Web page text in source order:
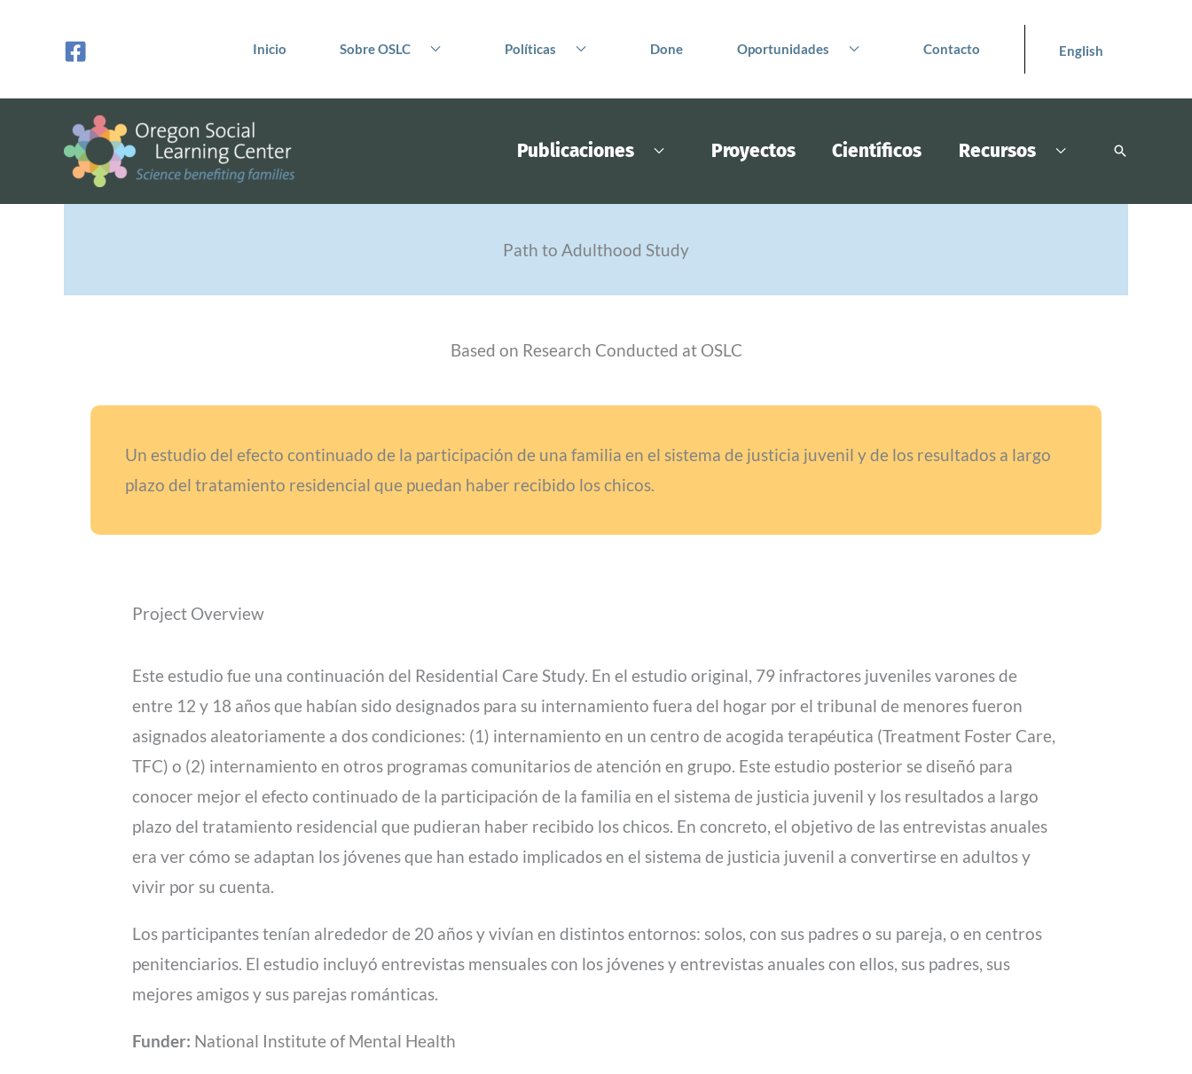
contenido
Inicio Sobre OSLC Políticas Done Oportunidades Contacto English
Publicaciones Proyectos Científicos Recursos Buscar
Path to Adulthood Study
Based on Research Conducted at OSLC
Un estudio del efecto continuado de la participación de una familia en el sistema de justicia juvenil y de los resultados a largo
plazo del tratamiento residencial que puedan haber recibido los chicos.
Project Overview
Este estudio fue una continuación del Residential Care Study. En el estudio original, 79 infractores juveniles varones de
entre 12 y 18 años que habían sido designados para su internamiento fuera del hogar por el tribunal de menores fueron
asignados aleatoriamente a dos condiciones: (1) internamiento en un centro de acogida terapéutica (Treatment Foster Care,
TFC) o (2) internamiento en otros programas comunitarios de atención en grupo. Este estudio posterior se diseñó para
conocer mejor el efecto continuado de la participación de la familia en el sistema de justicia juvenil y los resultados a largo
plazo del tratamiento residencial que pudieran haber recibido los chicos. En concreto, el objetivo de las entrevistas anuales
era ver cómo se adaptan los jóvenes que han estado implicados en el sistema de justicia juvenil a convertirse en adultos y
vivir por su cuenta.
Los participantes tenían alrededor de 20 años y vivían en distintos entornos: solos, con sus padres o su pareja, o en centros
penitenciarios. El estudio incluyó entrevistas mensuales con los jóvenes y entrevistas anuales con ellos, sus padres, sus
mejores amigos y sus parejas románticas.
Funder: National Institute of Mental Health